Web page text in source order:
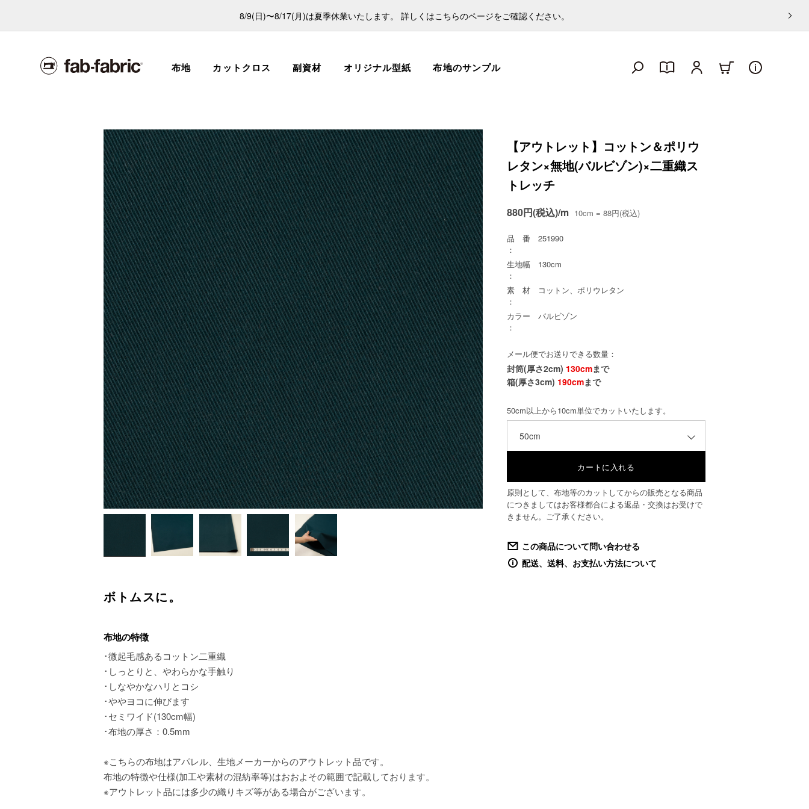
8/9(日)〜8/17(月)は夏季休業いたします。 詳しくはこちらのページをご確認ください。
布地 カットクロス 副資材 オリジナル型紙 布地のサンプル
【アウトレット】コットン＆ポリウ
レタン×無地(バルビゾン)×二重織ス
トレッチ
880円(税込)/m 10cm = 88円(税込)
品 番
：
251990
生地幅
：
130cm
素 材
：
コットン、ポリウレタン
カラー
：
バルビゾン
メール便でお送りできる数量：
封筒(厚さ2cm) 130cmまで
箱(厚さ3cm) 190cmまで
50cm以上から10cm単位でカットいたします。
50cm
原則として、布地等のカットしてからの販売となる商品
につきましてはお客様都合による返品・交換はお受けで
きません。ご了承ください。
この商品について問い合わせる
配送、送料、お支払い方法について
ボトムスに。
布地の特徴
･微起毛感あるコットン二重織
･しっとりと、やわらかな手触り
･しなやかなハリとコシ
･ややヨコに伸びます
･セミワイド(130cm幅)
･布地の厚さ：0.5mm
※こちらの布地はアパレル、生地メーカーからのアウトレット品です。
布地の特徴や仕様(加工や素材の混紡率等)はおおよその範囲で記載しております。
※アウトレット品には多少の織りキズ等がある場合がございます。